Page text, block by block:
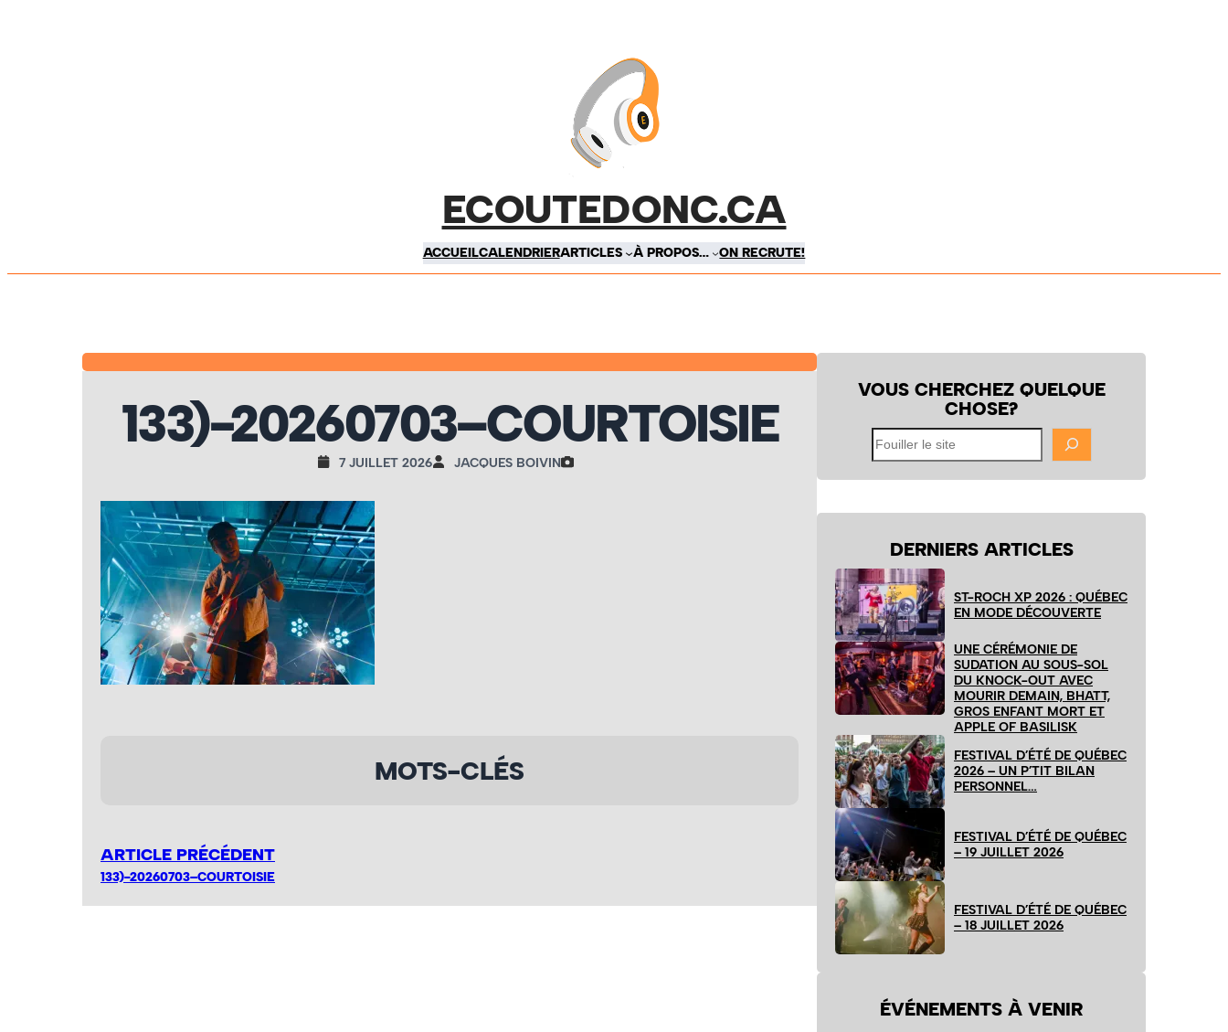
ECOUTEDONC.CA
ACCUEILCALENDRIERARTICLES À PROPOS… ON RECRUTE!
133)-20260703–COURTOISIE
7 JUILLET 2026 JACQUES BOIVIN
MOTS-CLÉS
ARTICLE PRÉCÉDENT
133)-20260703–COURTOISIE
VOUS CHERCHEZ QUELQUE
CHOSE?
Fouiller
le
site
DERNIERS ARTICLES
ST-ROCH XP 2026 : QUÉBEC
EN MODE DÉCOUVERTE
UNE CÉRÉMONIE DE
SUDATION AU SOUS-SOL
DU KNOCK-OUT AVEC
MOURIR DEMAIN, BHATT,
GROS ENFANT MORT ET
APPLE OF BASILISK
FESTIVAL D’ÉTÉ DE QUÉBEC
2026 – UN P’TIT BILAN
PERSONNEL…
FESTIVAL D’ÉTÉ DE QUÉBEC
– 19 JUILLET 2026
FESTIVAL D’ÉTÉ DE QUÉBEC
– 18 JUILLET 2026
ÉVÉNEMENTS À VENIR